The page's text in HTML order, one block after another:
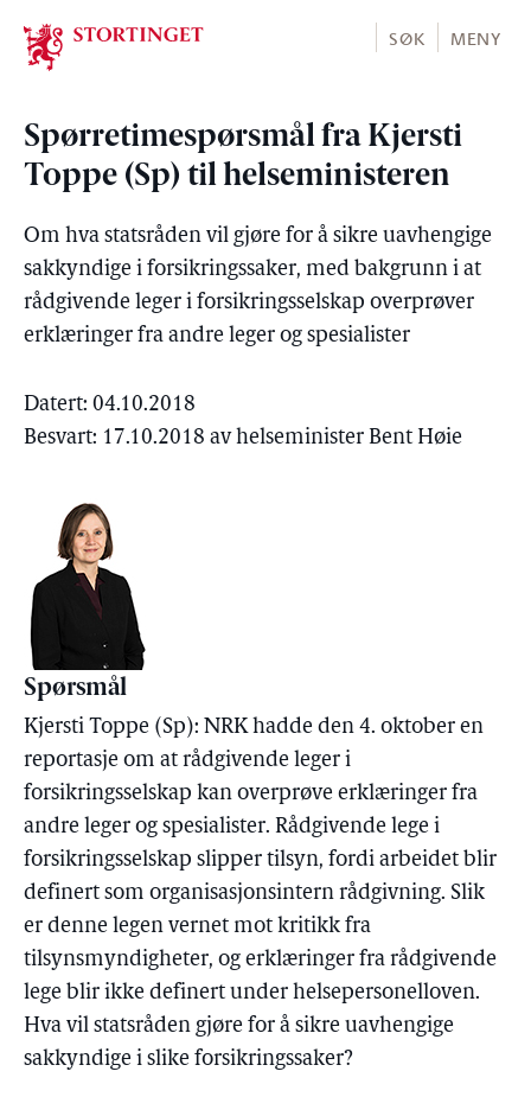
Stortinget.no
SØK MENY
Spørretimespørsmål fra Kjersti
Toppe (Sp) til helseministeren
Om hva statsråden vil gjøre for å sikre uavhengige
sakkyndige i forsikringssaker, med bakgrunn i at
rådgivende leger i forsikringsselskap overprøver
erklæringer fra andre leger og spesialister
Datert: 04.10.2018
Besvart: 17.10.2018 av helseminister Bent Høie
Spørsmål
Kjersti Toppe (Sp): NRK hadde den 4. oktober en
reportasje om at rådgivende leger i
forsikringsselskap kan overprøve erklæringer fra
andre leger og spesialister. Rådgivende lege i
forsikringsselskap slipper tilsyn, fordi arbeidet blir
definert som organisasjonsintern rådgivning. Slik
er denne legen vernet mot kritikk fra
tilsynsmyndigheter, og erklæringer fra rådgivende
lege blir ikke definert under helsepersonelloven.
Hva vil statsråden gjøre for å sikre uavhengige
sakkyndige i slike forsikringssaker?